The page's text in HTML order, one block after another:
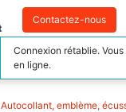
Contactez-nous
Autocollant, emblème,
Connexion rétablie.
en ligne.